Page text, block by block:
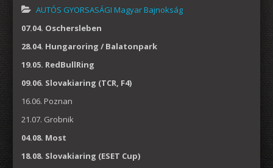
AUTÓS GYORSASÁGI Magyar Bajnokság
07.04. Oschersleben
28.04. Hungaroring / Balatonpark
19.05. RedBullRing
09.06. Slovakiaring (TCR, F4)
16.06. Poznan
21.07. Grobnik
04.08. Most
18.08. Slovakiaring (ESET Cup)